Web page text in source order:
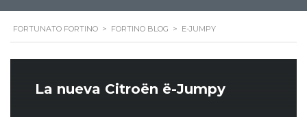
FORTUNATO FORTINO > FORTINO BLOG > E-JUMPY
La nueva Citroën ë-Jumpy